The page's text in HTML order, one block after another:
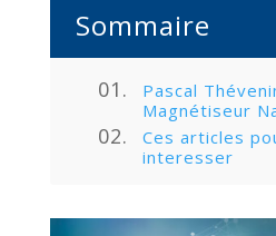
Sommaire
Pascal
Magnétiseur
Ces articles
interesser